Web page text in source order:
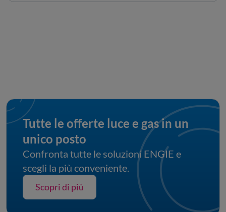
Tutte le offerte luce e gas in un
unico posto
Confronta tutte le soluzioni ENGIE e
scegli la più conveniente.
Scopri di più